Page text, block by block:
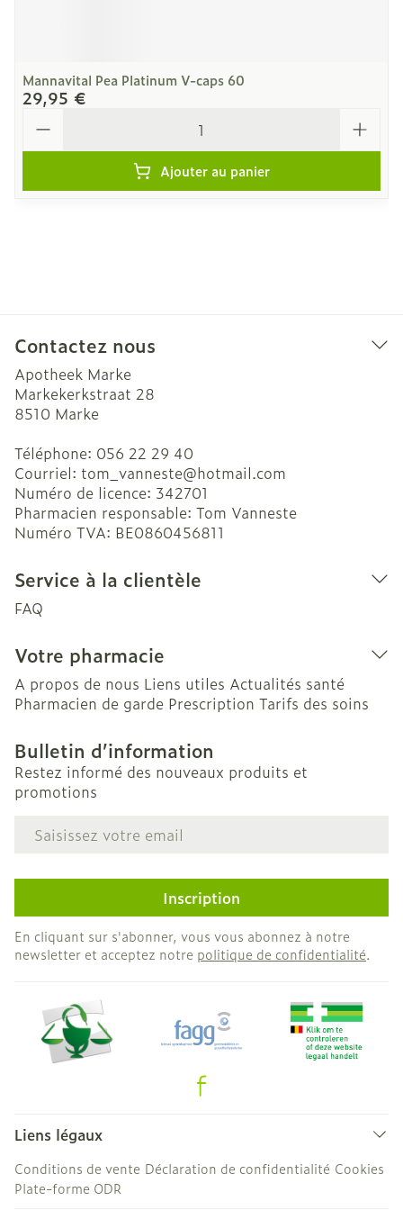
Mannavital Pea Platinum V-caps 60
29,95 €
Ajouter au panier
Contactez nous
Apotheek Marke
Markekerkstraat 28
8510 Marke
Téléphone: 056 22 29 40
Courriel: tom_vanneste@hotmail.com
Numéro de licence: 342701
Pharmacien responsable: Tom Vanneste
Numéro TVA: BE0860456811
Service à la clientèle
FAQ
Votre pharmacie
A propos de nous Liens utiles Actualités santé
Pharmacien de garde Prescription Tarifs des soins
Bulletin d’information
Restez informé des nouveaux produits et
promotions
Adresse mail
Inscription
En cliquant sur s'abonner, vous vous abonnez à notre
newsletter et acceptez notre politique de confidentialité.
Liens légaux
Conditions de vente Déclaration de confidentialité Cookies
Plate-forme ODR